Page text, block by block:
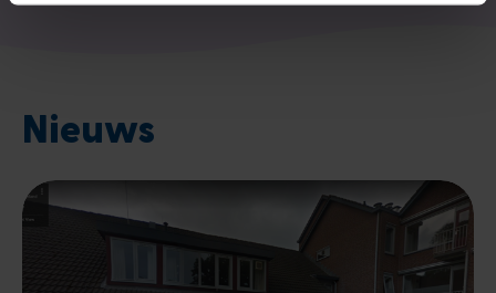
Nieuws